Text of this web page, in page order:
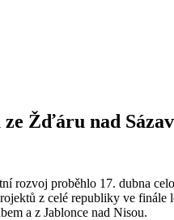
Žďáru nad
rozvoj proběhlo 17. dubna
z celé republiky ve finále
a z Jablonce nad Nisou.